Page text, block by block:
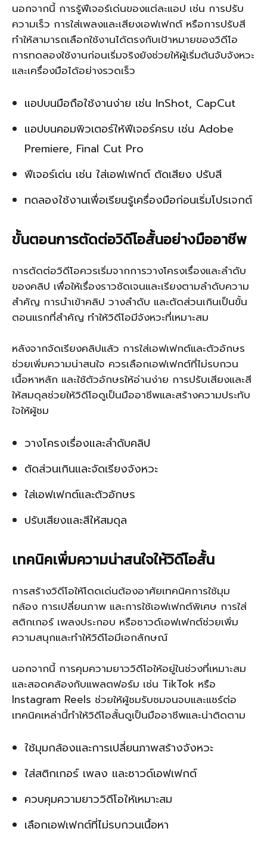
นอกจากนี้ การรู้ฟีเจอร์เด่นของแต่ละแอป เช่น การปรับ
ความเร็ว การใส่เพลงและเสียงเอฟเฟกต์ หรือการปรับสี
ทำให้สามารถเลือกใช้งานได้ตรงกับเป้าหมายของวิดีโอ
การทดลองใช้งานก่อนเริ่มจริงยังช่วยให้ผู้เริ่มต้นจับจังหวะ
และเครื่องมือได้อย่างรวดเร็ว
แอปบนมือถือใช้งานง่าย เช่น InShot, CapCut
แอปบนคอมพิวเตอร์ให้ฟีเจอร์ครบ เช่น Adobe
Premiere, Final Cut Pro
ฟีเจอร์เด่น เช่น ใส่เอฟเฟกต์ ตัดเสียง ปรับสี
ทดลองใช้งานเพื่อเรียนรู้เครื่องมือก่อนเริ่มโปรเจกต์
ขั้นตอนการตัดต่อวิดีโอสั้นอย่างมืออาชีพ
การตัดต่อวิดีโอควรเริ่มจากการวางโครงเรื่องและลำดับ
ของคลิป เพื่อให้เรื่องราวชัดเจนและเรียงตามลำดับความ
สำคัญ การนำเข้าคลิป วางลำดับ และตัดส่วนเกินเป็นขั้น
ตอนแรกที่สำคัญ ทำให้วิดีโอมีจังหวะที่เหมาะสม
หลังจากจัดเรียงคลิปแล้ว การใส่เอฟเฟกต์และตัวอักษร
ช่วยเพิ่มความน่าสนใจ ควรเลือกเอฟเฟกต์ที่ไม่รบกวน
เนื้อหาหลัก และใช้ตัวอักษรให้อ่านง่าย การปรับเสียงและสี
ให้สมดุลช่วยให้วิดีโอดูเป็นมืออาชีพและสร้างความประทับ
ใจให้ผู้ชม
วางโครงเรื่องและลำดับคลิป
ตัดส่วนเกินและจัดเรียงจังหวะ
ใส่เอฟเฟกต์และตัวอักษร
ปรับเสียงและสีให้สมดุล
เทคนิคเพิ่มความน่าสนใจให้วิดีโอสั้น
การสร้างวิดีโอให้โดดเด่นต้องอาศัยเทคนิคการใช้มุม
กล้อง การเปลี่ยนภาพ และการใช้เอฟเฟกต์พิเศษ การใส่
สติกเกอร์ เพลงประกอบ หรือซาวด์เอฟเฟกต์ช่วยเพิ่ม
ความสนุกและทำให้วิดีโอมีเอกลักษณ์
นอกจากนี้ การคุมความยาววิดีโอให้อยู่ในช่วงที่เหมาะสม
และสอดคล้องกับแพลตฟอร์ม เช่น TikTok หรือ
Instagram Reels ช่วยให้ผู้ชมรับชมจนจบและแชร์ต่อ
เทคนิคเหล่านี้ทำให้วิดีโอสั้นดูเป็นมืออาชีพและน่าติดตาม
ใช้มุมกล้องและการเปลี่ยนภาพสร้างจังหวะ
ใส่สติกเกอร์ เพลง และซาวด์เอฟเฟกต์
ควบคุมความยาววิดีโอให้เหมาะสม
เลือกเอฟเฟกต์ที่ไม่รบกวนเนื้อหา